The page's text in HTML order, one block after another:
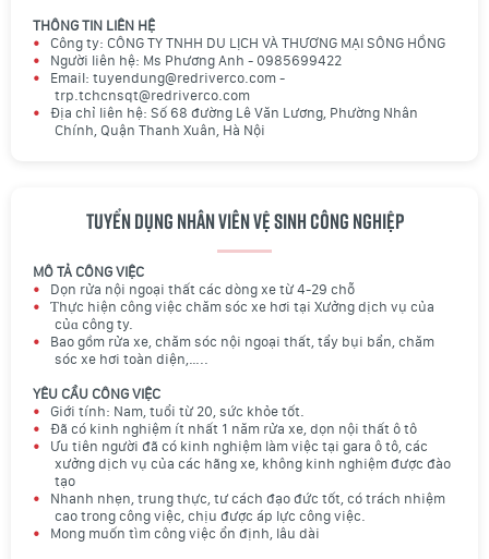
THÔNG TIN LIÊN HỆ
Công ty: CÔNG TY TNHH DU LỊCH VÀ THƯƠNG MẠI SÔNG HỒNG
Người liên hệ: Ms Phương Anh - 0985699422
Email: tuyendung@redriverco.com -
trp.tchcnsqt@redriverco.com
Địa chỉ liên hệ: Số 68 đường Lê Văn Lương, Phường Nhân
Chính, Quận Thanh Xuân, Hà Nội
Tuyển dụng nhân viên vệ sinh công nghiệp
MÔ TẢ CÔNG VIỆC
Dọn rửa nội ngoại thất các dòng xe từ 4-29 chỗ
Ƭhực hiện công việc chăm sóc xe hơi tại Xưởng dịch vụ của
củɑ công ty.
Bao gồm rửa xe, chăm sóc nội ngoại thất, tẩy bụi bẩn, chăm
sóc xe hơi toàn diện,…..
YÊU CẦU CÔNG VIỆC
Giới tính: Nam, tuổi từ 20, sức khỏe tốt.
Đã có kinh nghiệm ít nhất 1 năm rửa xe, dọn nội thất ô tô
Ưu tiên người đã có kinh nghiệm làm việc tại gara ô tô, các
xưởng dịch vụ của các hãng xe, không kinh nghiệm được đào
tạo
Nhanh nhẹn, trung thực, tư cách đạo đức tốt, có trách nhiệm
cao trong công việc, chịu được áp lực công việc.
Mong muốn tìm công việc ổn định, lâu dài